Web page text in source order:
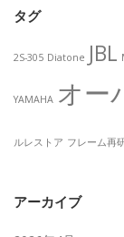
タグ
2S-305 Diatone JBL
YAMAHA オー
ルレストア フレーム再
アーカイブ